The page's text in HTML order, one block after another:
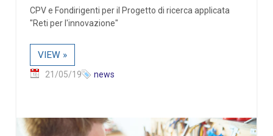
CPV e Fondirigenti per il Progetto di ricerca applicata
"Reti per l'innovazione"
VIEW »
21/05/19 news